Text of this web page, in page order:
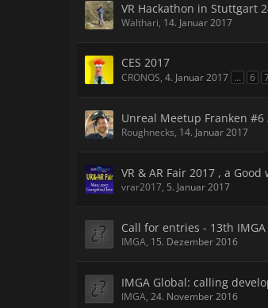
VR Hackathon in Stuttgart
Walthari, 14. Januar 2017
CES 2017
CRONOS, 4. Januar 2017 ... 6
Unreal Meetup Franken #6
Roughnecks, 14. Januar 2017
VR & AR Fair 2017 , a
vrar2017, 5. Januar 2017
Call for entries - 13th IMGA
IMGA, 15. Dezember 2016
IMGA Global: calling
IMGA, 24. November 2016